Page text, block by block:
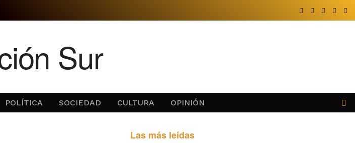
POLÍTICA SOCIEDAD CULTURA OPINIÓN
Las más leídas